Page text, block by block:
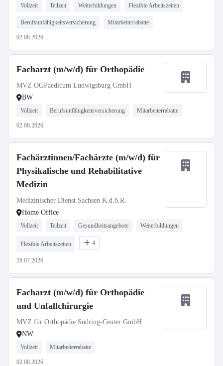
Vollzeit Teilzeit Weiterbildungen Flexible Arbeitszeiten
Berufsunfähigkeitsversicherung Mitarbeiterrabatte
02.08.2026
Facharzt (m/w/d) für Orthopädie
MVZ OGPaedicum Ludwigsburg GmbH
BW
Vollzeit Berufsunfähigkeitsversicherung Mitarbeiterrabatte
02.08.2026
Fachärztinnen/Fachärzte (m/w/d) für
Physikalische und Rehabilitative
Medizin
Medizinischer Dienst Sachsen K.d.ö.R.
Home Office
Vollzeit Teilzeit Gesundheitsangebote Weiterbildungen
Flexible Arbeitszeiten 4
28.07.2026
Facharzt (m/w/d) für Orthopädie
und Unfallchirurgie
MVZ für Orthopädie Südring-Center GmbH
NW
Vollzeit Mitarbeiterrabatte
02.08.2026